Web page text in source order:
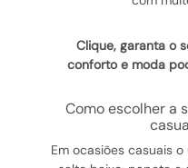
Clique, garanta o
conforto e moda
como escolher a sandália certa para look
Em ocasiões casuais